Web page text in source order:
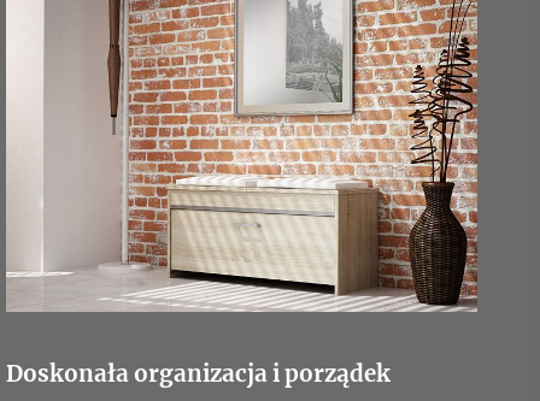
Doskonała organizacja i porządek